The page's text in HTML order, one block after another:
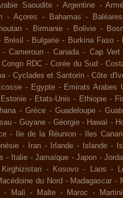
Saoudite -Argentine -
- Açores - Bahamas - Baléares
- Birmanie - Bolivie -
Brésil - Bulgarie - Burkina Faso -
- Cameroun - Canada - Cap Vert
Congo RDC - Corée du Sud -
- Cyclades et Santorin -Côte
- Egypte - Emirats Arabes
Estonie - Etats-Unis - Ethiopie -
- Grèce - Guadeloupe -
- Guyane - Géorgie - Hawaï -
- Ile de la Réunion - Iles
- Iran - Irlande - Islande -
- Italie - Jamaïque - Japon -
Kirghizistan - Kosovo - Laos -
du Nord - Madagascar -
- Mali - Malte - Maroc -